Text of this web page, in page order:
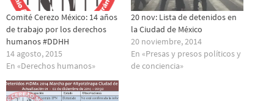
Comité Cerezo México: 14 años
de trabajo por los derechos
humanos #DDHH
14 agosto, 2015
En «Derechos humanos»
20 nov: Lista de detenidos en
la Ciudad de México
20 noviembre, 2014
En «Presas y presos polí­ticos y
de conciencia»